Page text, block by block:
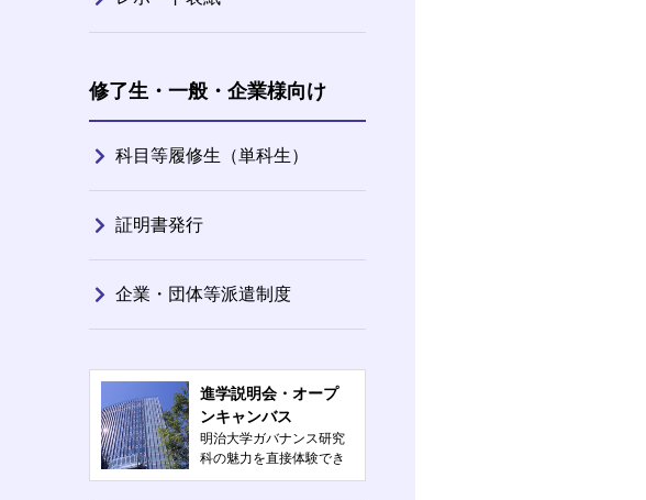
修了生・一般・企業様向け
科目等履修生（単科生）
証明書発行
企業・団体等派遣制度
進学説明会・オープ
ンキャンバス
明治大学ガバナンス研究
科の魅力を直接体験でき
るイベント